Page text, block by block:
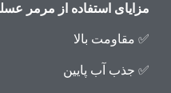
مزایای استفاده از مرمر
✅ مقاومت بالا
✅ جذب آب پایین